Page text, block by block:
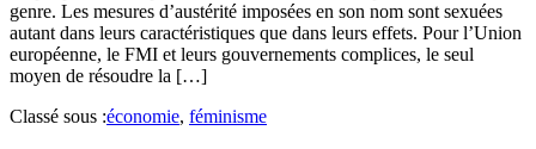
genre. Les mesures d’austérité imposées en son nom sont sexuées
autant dans leurs caractéristiques que dans leurs effets. Pour l’Union
européenne, le FMI et leurs gouvernements complices, le seul
moyen de résoudre la […]
Classé sous :économie, féminisme